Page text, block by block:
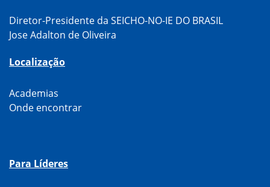
Diretor-Presidente da SEICHO-NO-IE DO BRASIL
Jose Adalton de Oliveira
Localização
Academias
Onde encontrar
Para Líderes